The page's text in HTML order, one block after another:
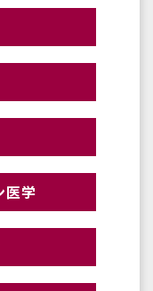
医学